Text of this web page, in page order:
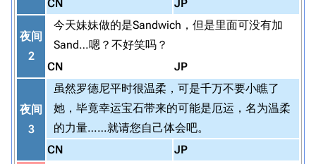
CN
JP
夜间
2
今天妹妹做的是Sandwich，但是里面可没有加
Sand…嗯？不好笑吗？
CN
JP
夜间
3
虽然罗德尼平时很温柔，可是千万不要小瞧了
她，毕竟幸运宝石带来的可能是厄运，名为温柔
的力量……就请您自己体会吧。
CN
JP